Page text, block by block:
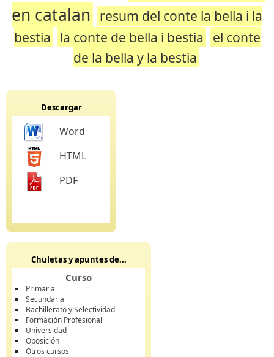
en catalan resum del conte la bella i la
bestia la conte de bella i bestia el conte
de la bella y la bestia
Descargar
Word
HTML
PDF
Chuletas y apuntes de...
Curso
Primaria
Secundaria
Bachillerato y Selectividad
Formación Profesional
Universidad
Oposición
Otros cursos